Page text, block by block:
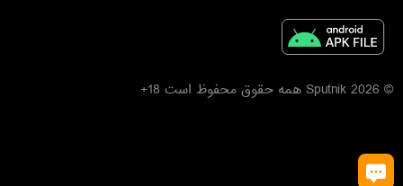
© 2026 Sputnik همه حقوق محفوظ است 18+